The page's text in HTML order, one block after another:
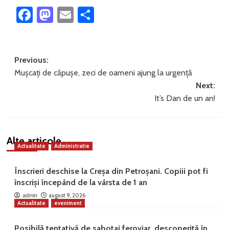
Facebook
Mastodon
EmailPartajează
Post
navigation
Previous:
Mușcați de căpușe, zeci de oameni ajung la urgență
Next:
It’s Dan de un an!
Alte articole
Actualitate Administratie
Înscrieri deschise la Creșa din Petroșani. Copiii pot fi
înscriși începând de la vârsta de 1 an
admin
august 9, 2026
Actualitate
eveniment